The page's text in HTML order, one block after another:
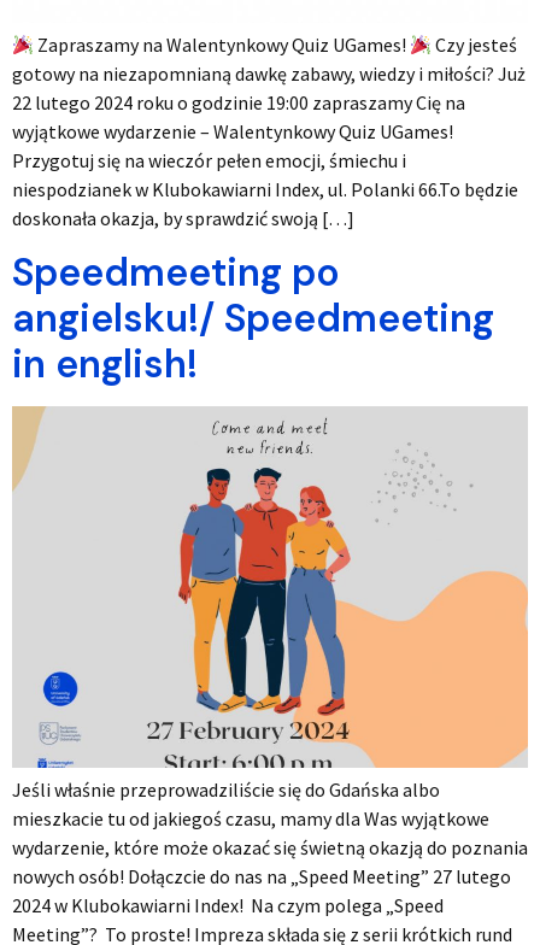
Zapraszamy na Walentynkowy Quiz UGames!
Czy jesteś
gotowy na niezapomnianą dawkę zabawy, wiedzy i miłości? Już
22 lutego 2024 roku o godzinie 19:00 zapraszamy Cię na
wyjątkowe wydarzenie – Walentynkowy Quiz UGames!
Przygotuj się na wieczór pełen emocji, śmiechu i
niespodzianek w Klubokawiarni Index, ul. Polanki 66.To będzie
doskonała okazja, by sprawdzić swoją […]
Speedmeeting po
angielsku!/ Speedmeeting
in english!
Jeśli właśnie przeprowadziliście się do Gdańska albo
mieszkacie tu od jakiegoś czasu, mamy dla Was wyjątkowe
wydarzenie, które może okazać się świetną okazją do poznania
nowych osób! Dołączcie do nas na „Speed Meeting” 27 lutego
2024 w Klubokawiarni Index! Na czym polega „Speed
Meeting”? To proste! Impreza składa się z serii krótkich rund